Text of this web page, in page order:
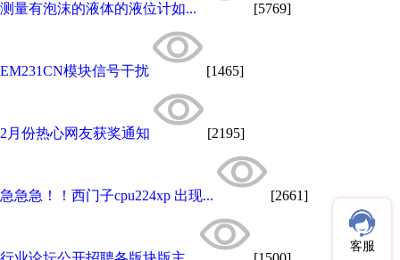
测量有泡沫的液体的液位计如... [5769]
EM231CN模块信号干扰 [1465]
2月份热心网友获奖通知 [2195]
急急急！！西门子cpu224xp 出现... [2661]
客服